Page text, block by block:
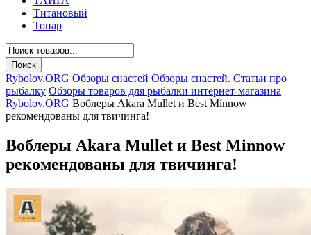
Титановый
Тонар
Rybolov.ORG Обзоры снастей Обзоры снастей. Статьи про
рыбалку Обзоры товаров для рыбалки интернет-магазина
Rybolov.ORG Воблеры Akara Mullet и Best Minnow
рекомендованы для твичинга!
Воблеры Akara Mullet и Best Minnow
рекомендованы для твичинга!